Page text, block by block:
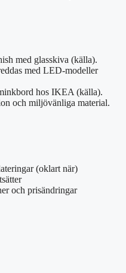
med glasskiva (källa).
med LED-modeller
hos IKEA (källa).
och miljövänliga material.
(oklart när)
och prisändringar